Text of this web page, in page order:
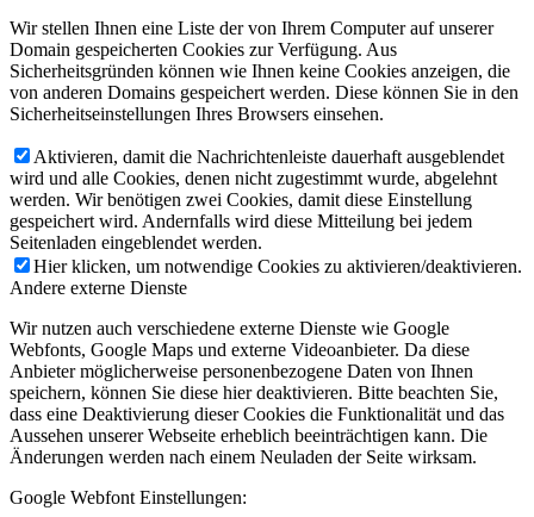
Wir stellen Ihnen eine Liste der von Ihrem Computer auf unserer
Domain gespeicherten Cookies zur Verfügung. Aus
Sicherheitsgründen können wie Ihnen keine Cookies anzeigen, die
von anderen Domains gespeichert werden. Diese können Sie in den
Sicherheitseinstellungen Ihres Browsers einsehen.
Aktivieren, damit die Nachrichtenleiste dauerhaft ausgeblendet
wird und alle Cookies, denen nicht zugestimmt wurde, abgelehnt
werden. Wir benötigen zwei Cookies, damit diese Einstellung
gespeichert wird. Andernfalls wird diese Mitteilung bei jedem
Seitenladen eingeblendet werden.
Hier klicken, um notwendige Cookies zu aktivieren/deaktivieren.
Andere externe Dienste
Wir nutzen auch verschiedene externe Dienste wie Google
Webfonts, Google Maps und externe Videoanbieter. Da diese
Anbieter möglicherweise personenbezogene Daten von Ihnen
speichern, können Sie diese hier deaktivieren. Bitte beachten Sie,
dass eine Deaktivierung dieser Cookies die Funktionalität und das
Aussehen unserer Webseite erheblich beeinträchtigen kann. Die
Änderungen werden nach einem Neuladen der Seite wirksam.
Google Webfont Einstellungen: